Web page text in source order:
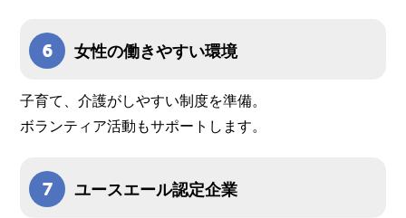
女性の働きやすい環境
子育て、介護がしやすい制度を準備。
ボランティア活動もサポートします。
ユースエール認定企業